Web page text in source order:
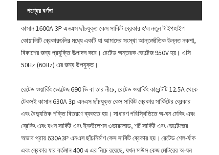
পণ্যের বর্ণনা
কাসান 1600A 3P এনএস ছাঁচযুক্ত কেস সার্কিট ব্রেকার হ'ল নতুন টাইপহাইগ
কোয়ালিটি ব্রেকারগুলির মধ্যে একটি যা আমাদের সংস্থা আন্তর্জাতিক উন্নত নকশা,
বিকাশের জন্য প্রযুক্তি উত্পাদন করে। রেটেড অন্তরক ভোল্টেজ 950V হয়। এসি
50Hz (60Hz) এর জন্য উপযুক্ত।
রেটেড ওয়ার্কিং ভোল্টেজ 690 ভি বা তার নীচে, রেটেড ওয়ার্কিং কারেন্টটি 12.5A থেকে
টেকসই কাসান 630A 3p এনএস ছাঁচযুক্ত কেস সার্কিট ব্রেকার সার্কিটের ব্রেকার
এবং বৈদ্যুতিক শক্তি বিতরণে ব্যবহৃত হয়। সাধারণ পরিস্থিতিতে অ-ঘন মেকিং এবং
ব্রেকিং এবং যখন সার্কিট এবং ইনস্টলেশন ওভারলোড, শর্ট সার্কিট এবং ভোল্টেজের
অভাব প্রায় 630A3P এনএস ছাঁচনির্মাণ কেস সার্কিট ব্রেকার হয়। রেটেড শেল-র্যাক
এবং ব্রেকার যার বর্তমান 400 এ এর ​​নিচে রয়েছে, যখন মাউস কেজ মোটরের অ-ঘন